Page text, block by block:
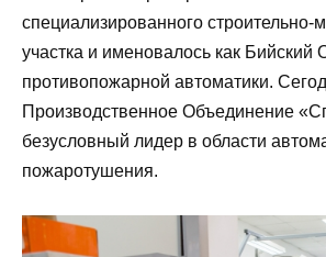
специализированного строительно-
участка и именовалось как Бийский
противопожарной автоматики.
Производственное Объединение
безусловный лидер в области
пожаротушения.